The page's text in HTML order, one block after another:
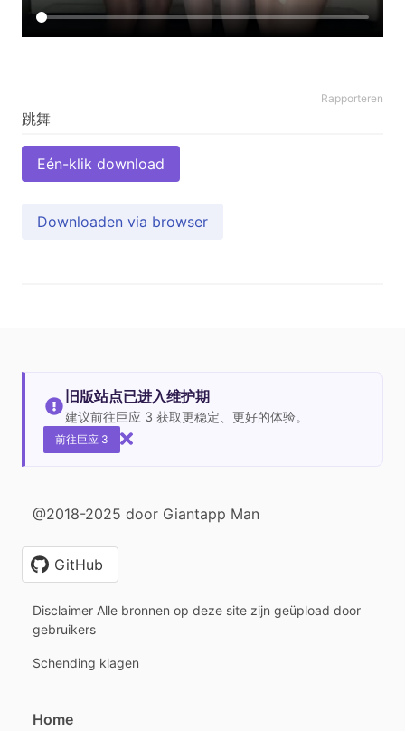
Rapporteren
Eén-klik download
Downloaden via browser
旧版站点已进入维护期
建议前往巨应 3 获取更稳定、更好的体验。
前往巨应 3
@2018-2025 door Giantapp Man
GitHub
Disclaimer Alle bronnen op deze site zijn geüpload door
gebruikers
Schending klagen
Home